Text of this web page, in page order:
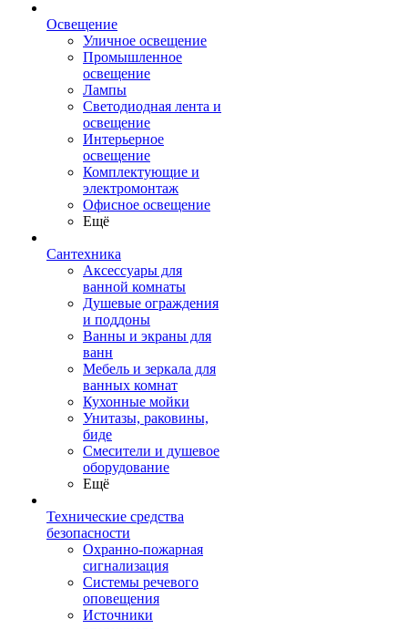
Освещение
Уличное освещение
Промышленное
освещение
Лампы
Светодиодная лента и
освещение
Интерьерное
освещение
Комплектующие и
электромонтаж
Офисное освещение
Ещё
Сантехника
Аксессуары для
ванной комнаты
Душевые ограждения
и поддоны
Ванны и экраны для
ванн
Мебель и зеркала для
ванных комнат
Кухонные мойки
Унитазы, раковины,
биде
Смесители и душевое
оборудование
Ещё
Технические средства
безопасности
Охранно-пожарная
сигнализация
Системы речевого
оповещения
Источники